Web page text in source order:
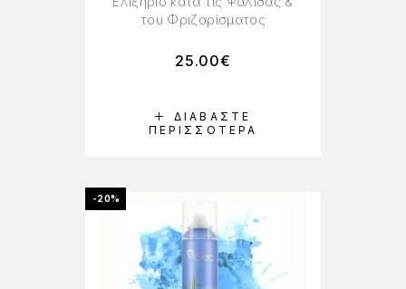
ΔΙΑΒΆΣΤΕ
ΠΕΡΙΣΣΌΤΕΡΑ
του Φριζαρίσματος
25.00€
-20%